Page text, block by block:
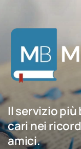
Il servizio
cari nei
amici.